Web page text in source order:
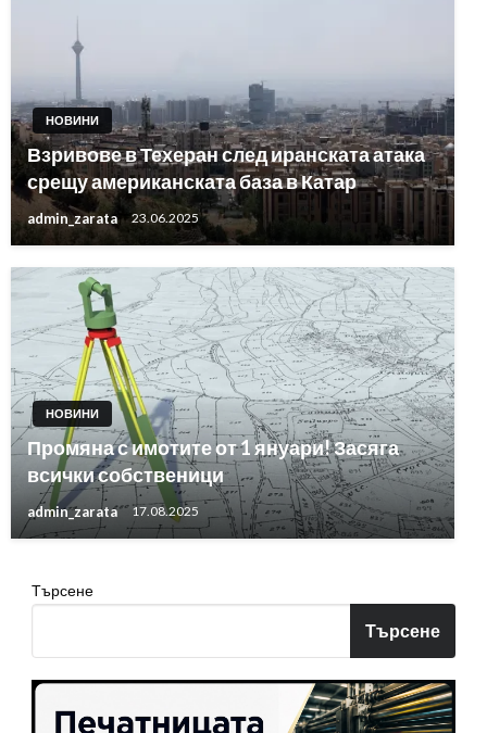
НОВИНИ
Взривове в Техеран след иранската атака
срещу американската база в Катар
admin_zarata 23.06.2025
НОВИНИ
Промяна с имотите от 1 януари! Засяга
всички собственици
admin_zarata 17.08.2025
Търсене
Търсене